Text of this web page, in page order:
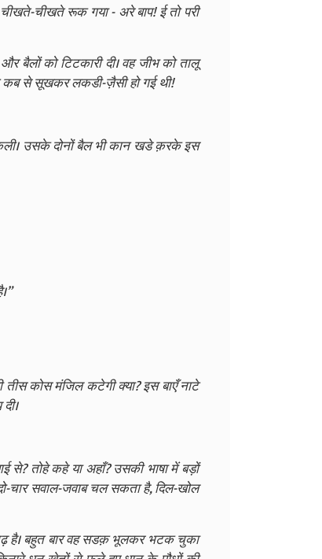
चीखते-चीखते रूक गया - अरे बाप! ई तो परी
को टिटकारी दी। वह जीभ को तालू
कब से सूखकर लकडी-ज़ैसी हो गई थी!
उसके दोनों बैल भी कान खडे क़रके इस
कोस मंजिल कटेगी क्या? इस बाएँ नाटे
से? तोहे कहे या अहाँ? उसकी भाषा में बड़ों
चार सवाल-जवाब चल सकता है, दिल-खोल
है। बहुत बार वह सडक़ भूलकर भटक चुका